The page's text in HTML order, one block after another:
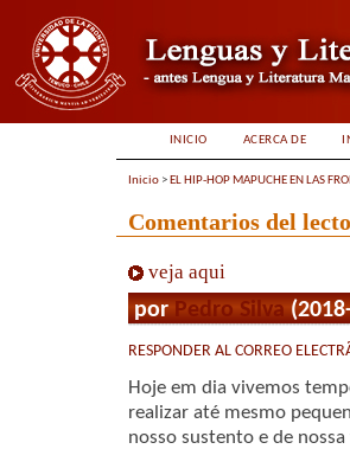
INICIO ACERCA DE
Inicio > EL HIP-HOP MAPUCHE EN LAS
Comentarios del
veja aqui
porPedro Silva
RESPONDER AL CORREO
Hoje em dia vivemos
realizar até mesmo
nosso sustento e de